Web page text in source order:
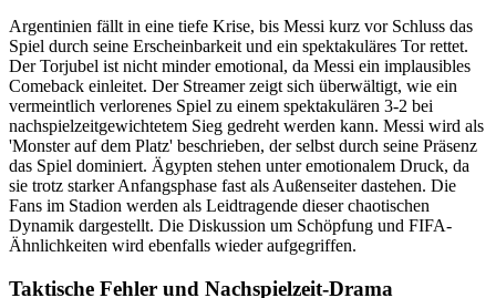
Argentinien fällt in eine tiefe Krise, bis Messi kurz vor Schluss das
Spiel durch seine Erscheinbarkeit und ein spektakuläres Tor rettet.
Der Torjubel ist nicht minder emotional, da Messi ein implausibles
Comeback einleitet. Der Streamer zeigt sich überwältigt, wie ein
vermeintlich verlorenes Spiel zu einem spektakulären 3-2 bei
nachspielzeitgewichtetem Sieg gedreht werden kann. Messi wird als
'Monster auf dem Platz' beschrieben, der selbst durch seine Präsenz
das Spiel dominiert. Ägypten stehen unter emotionalem Druck, da
sie trotz starker Anfangsphase fast als Außenseiter dastehen. Die
Fans im Stadion werden als Leidtragende dieser chaotischen
Dynamik dargestellt. Die Diskussion um Schöpfung und FIFA-
Ähnlichkeiten wird ebenfalls wieder aufgegriffen.
Taktische Fehler und Nachspielzeit-Drama